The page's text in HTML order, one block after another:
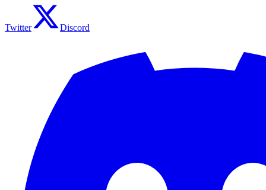
Twitter Discord